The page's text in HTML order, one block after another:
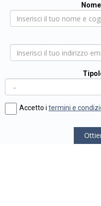
Accetto i termini e